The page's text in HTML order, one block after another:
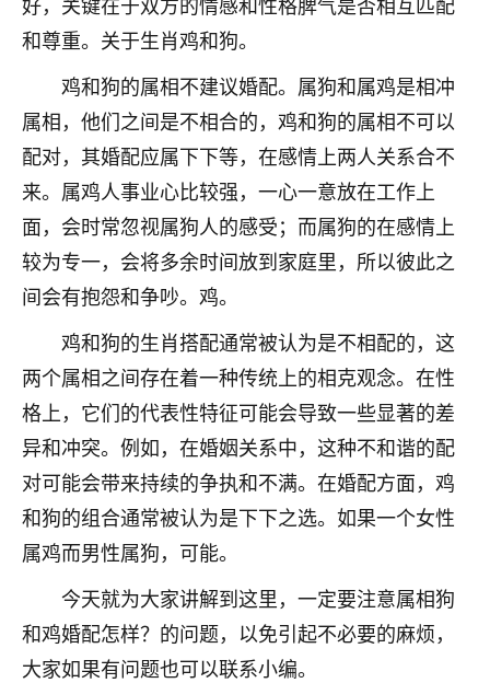
和尊重。关于生肖鸡和狗。
鸡和狗的属相不建议婚配。属狗和属鸡是相冲
属相，他们之间是不相合的，鸡和狗的属相不可以
配对，其婚配应属下下等，在感情上两人关系合不
来。属鸡人事业心比较强，一心一意放在工作上
面，会时常忽视属狗人的感受；而属狗的在感情上
较为专一，会将多余时间放到家庭里，所以彼此之
间会有抱怨和争吵。鸡。
鸡和狗的生肖搭配通常被认为是不相配的，这
两个属相之间存在着一种传统上的相克观念。在性
格上，它们的代表性特征可能会导致一些显著的差
异和冲突。例如，在婚姻关系中，这种不和谐的配
对可能会带来持续的争执和不满。在婚配方面，鸡
和狗的组合通常被认为是下下之选。如果一个女性
属鸡而男性属狗，可能。
今天就为大家讲解到这里，一定要注意属相狗
和鸡婚配怎样？的问题，以免引起不必要的麻烦，
大家如果有问题也可以联系小编。
1天前 来自江西 12
我也想要，我也想要！
2天前 来自山西 15
Jessica李
老师做不做超度法事？我想给我奶奶做超度，她今年
刚去世了。
七零老顽童：我母亲前年离世，刚开始我经常
做梦梦见她，后来也是朋友介绍，找到慧来老
师，安排了超度法事，做梦再也没有梦到过
了，一开始是半信半疑的，图个心安，给亡母
超度，现在看来，人不信也不行。
2天前 来自云南 11
优秀的张同学
老师收徒吗？？我对这些很感兴趣
2天前 来自山西